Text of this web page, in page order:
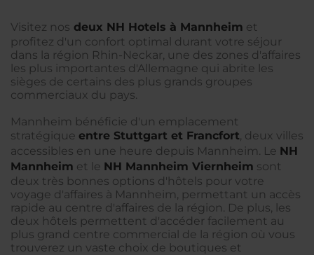
Visitez nos deux NH Hotels à Mannheim et
profitez d'un confort optimal durant votre séjour
dans la région Rhin-Neckar, une des zones d'affaires
les plus importantes d'Allemagne qui abrite les
sièges de certains des plus grands groupes
commerciaux du pays.
Mannheim bénéficie d'un emplacement
stratégique entre Stuttgart et Francfort , deux villes
accessibles en une heure depuis Mannheim. Le NH
Mannheim et le NH Mannheim Viernheim sont
deux très bonnes options d'hôtels pour votre
voyage d'affaires à Mannheim, permettant un accès
rapide au centre d'affaires de la région. De plus, les
deux hôtels permettent d'accéder facilement au
plus grand centre commercial de la région où vous
trouverez un vaste choix de boutiques et